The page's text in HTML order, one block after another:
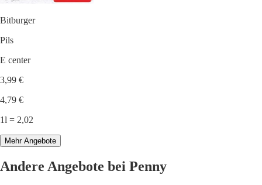
Bitburger
Pils
E center
3,99 €
4,79 €
1l = 2,02
Mehr Angebote
Andere Angebote bei Penny